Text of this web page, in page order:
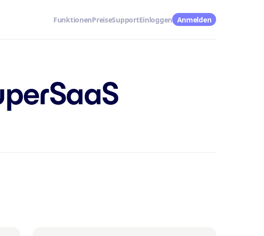
FunktionenPreiseSupportEinloggen Anmelden